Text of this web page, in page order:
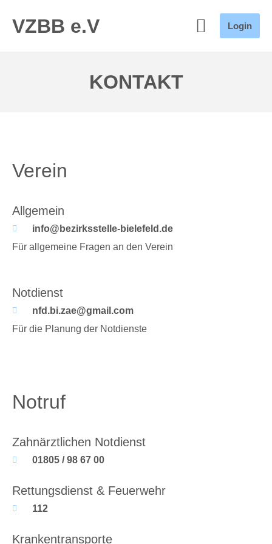
VZBB e.V Login
KONTAKT
Verein
Allgemein
info@bezirksstelle-bielefeld.de
Für allgemeine Fragen an den Verein
Notdienst
nfd.bi.zae@gmail.com
Für die Planung der Notdienste
Notruf
Zahnärztlichen Notdienst
01805 / 98 67 00
Rettungsdienst & Feuerwehr
112
Krankentransporte